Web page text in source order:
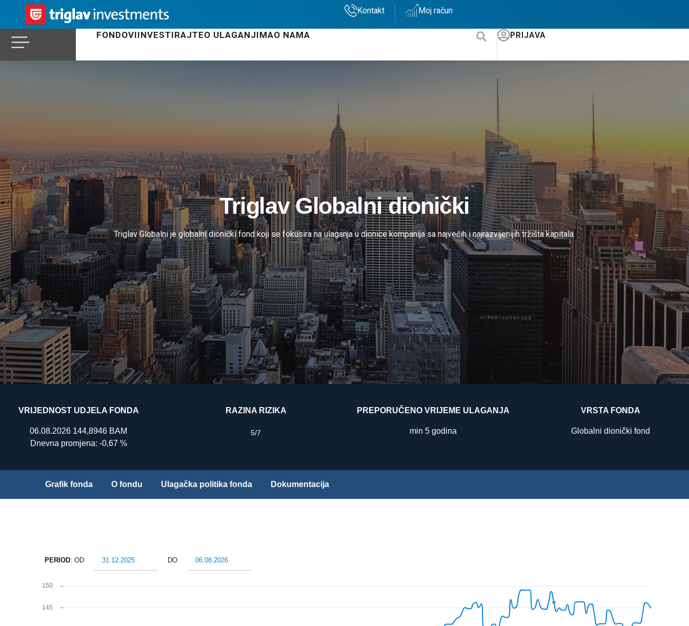
Kontakt Moj račun
FONDOVIINVESTIRAJTEO ULAGANJIMAO NAMA PRIJAVA
Triglav Globalni dionički
Triglav Globalni je globalni dionički fond koji se fokusira na ulaganja u dionice kompanija sa najvećih i najrazvijenijih tržišta kapitala.
VRIJEDNOST UDJELA FONDA
06.08.2026 144,8946 BAM
Dnevna promjena: -0,67 %
RAZINA RIZIKA
5/7
PREPORUČENO VRIJEME ULAGANJA
min 5 godina
VRSTA FONDA
Globalni dionički fond
Grafik fonda O fondu Ulagačka politika fonda Dokumentacija
PERIOD: OD DO